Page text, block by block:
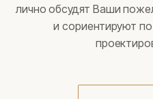
лично обсудят Ваши
и сориентируют